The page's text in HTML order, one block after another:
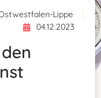
Lippe
04.12.2023